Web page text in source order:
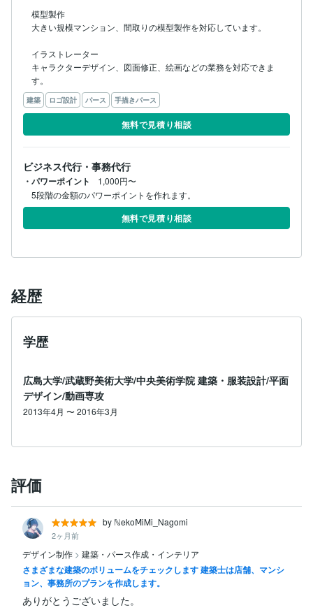
模型製作
大きい規模マンション、間取りの模型製作を対応しています。
イラストレーター
キャラクターデザイン、図面修正、絵画などの業務を対応できま
建築 ロゴ設計 パース 手描きパース
無料で見積り相談
ビジネス代行・事務代行
・パワーポイント
1,000円〜
5段階の金額のパワーポイントを作れます。
無料で見積り相談
経歴
学歴
広島大学/武蔵野美術大学/中央美術学院 建築・服装設計/平面
デザイン/動画専攻
2013年4月 〜 2016年3月
評価
by ℕekoⅯiMi_Nagomi
2ヶ月前
デザイン制作 > 建築・パース作成・インテリア
さまざまな建築のボリュームをチェックします 建築士は店舗、マンシ
ョン、事務所のプランを作成します。
ありがとうございました。